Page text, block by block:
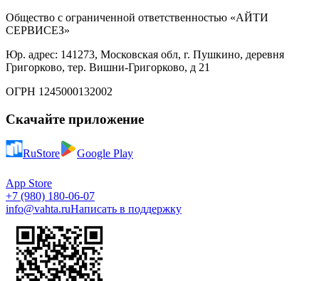
Общество с ограниченной ответственностью «АЙТИ
СЕРВИСЕЗ»
Юр. адрес: 141273, Московская обл, г. Пушкино, деревня
Григорково, тер. Вишни-Григорково, д 21
ОГРН 1245000132002
Скачайте приложение
RuStore Google Play
App Store
+7 (980) 180-06-07
info@vahta.ruНаписать в поддержку